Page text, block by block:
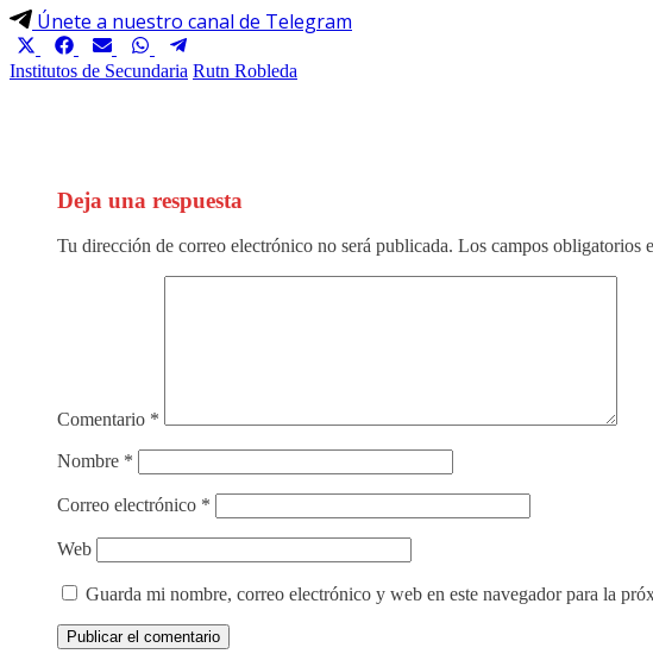
Únete a nuestro canal de Telegram
Compartir
en
Compartir
en
Compartir
en
Compartir
en en
Institutos de Secundaria Rutn Robleda
Deja una respuesta
Tu dirección de correo electrónico no será publicada. Los campos obligatorios
Comentario *
Nombre *
Correo electrónico *
Web
Guarda mi nombre, correo electrónico y web en este navegador para la